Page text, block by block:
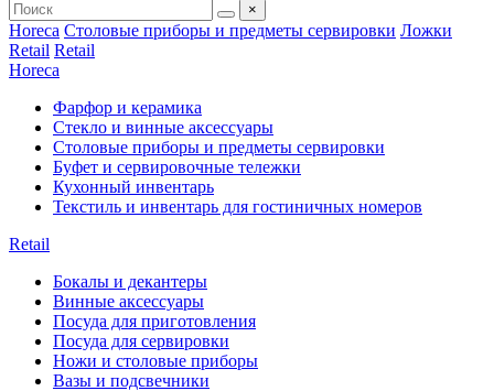
×
Horeca Столовые приборы и предметы сервировки Ложки
Retail Retail
Horeca
Фарфор и керамика
Стекло и винные аксессуары
Столовые приборы и предметы сервировки
Буфет и сервировочные тележки
Кухонный инвентарь
Текстиль и инвентарь для гостиничных номеров
Retail
Бокалы и декантеры
Винные аксессуары
Посуда для приготовления
Посуда для сервировки
Ножи и столовые приборы
Вазы и подсвечники